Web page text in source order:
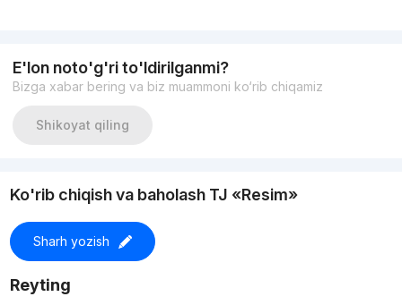
E'lon noto'g'ri to'ldirilganmi?
Bizga xabar bering va biz muammoni ko‘rib chiqamiz
Shikoyat qiling
Ko'rib chiqish va baholash TJ «Resim»
Sharh yozish
Reyting